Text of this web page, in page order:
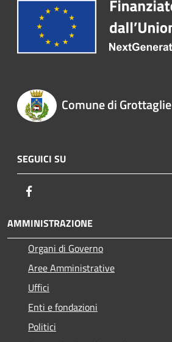
Comune di Grottaglie
SEGUICI SU
AMMINISTRAZIONE
Organi di Governo
Aree Amministrative
Uffici
Enti e fondazioni
Politici